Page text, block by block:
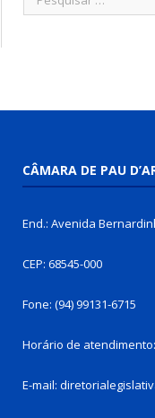
CÂMARA DE PAU
End.: Avenida
CEP: 68545-000
Fone: (94) 99131-6715
Horário de
E-mail: